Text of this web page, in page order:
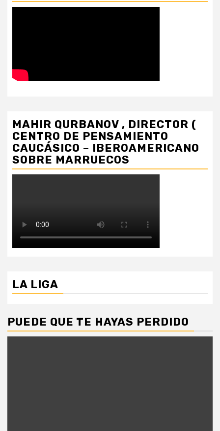
MAHIR QURBANOV , DIRECTOR (
CENTRO DE PENSAMIENTO
CAUCÁSICO – IBEROAMERICANO
SOBRE MARRUECOS
LA LIGA
PUEDE QUE TE HAYAS PERDIDO